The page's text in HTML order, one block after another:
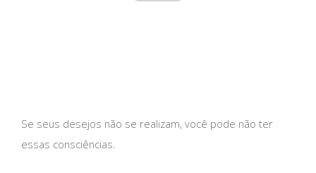
Se seus desejos não se realizam, você pode não ter
essas consciências.